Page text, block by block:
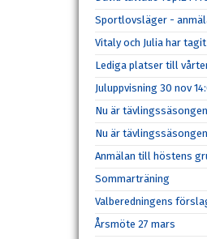
Sportlovsläger -
Vitaly och Julia har
Lediga platser till
Juluppvisning 30 nov
Nu är
Nu är
Anmälan till höstens
Sommarträning
Valberedningens
Årsmöte 27 mars